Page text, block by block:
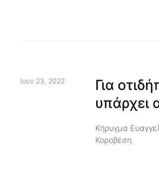
Ιουν 23, 2022
Για
υπάρχει
Κήρυγμα
Κοροβέση.